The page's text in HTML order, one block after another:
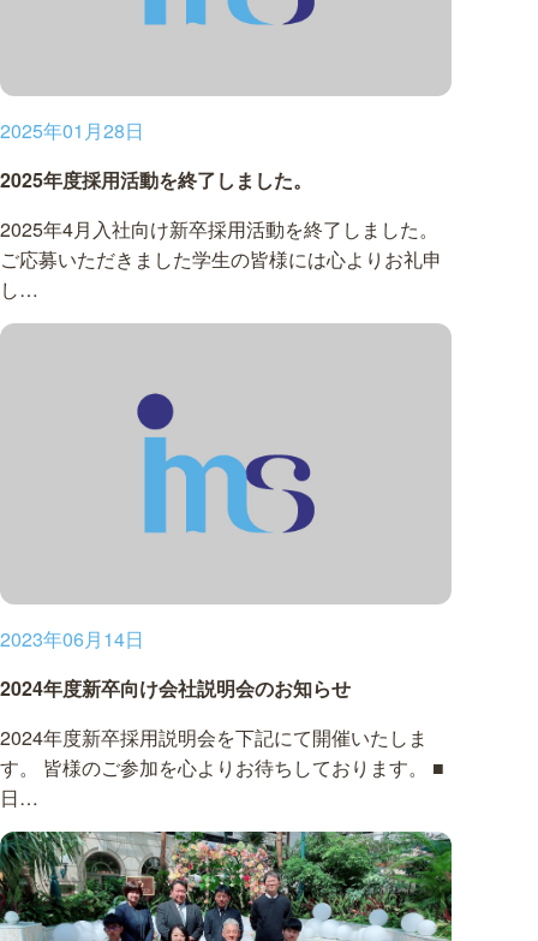
2025年01月28日
2025年度採用活動を終了しました。
2025年4月入社向け新卒採用活動を終了しました。
ご応募いただきました学生の皆様には心よりお礼申
し…
2023年06月14日
2024年度新卒向け会社説明会のお知らせ
2024年度新卒採用説明会を下記にて開催いたしま
す。 皆様のご参加を心よりお待ちしております。 ■
日…